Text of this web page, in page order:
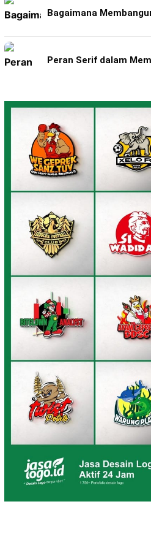
Bagaimana
Peran Serif dalam